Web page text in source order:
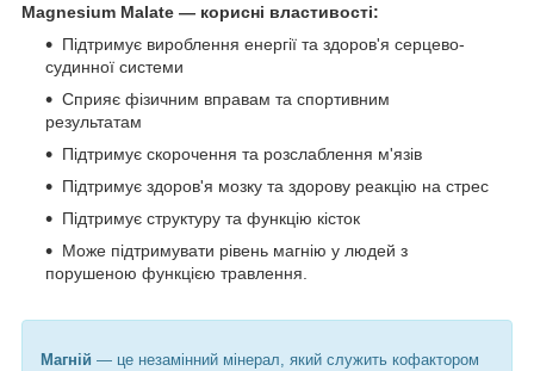
Magnesium Malate — корисні властивості:
Підтримує вироблення енергії та здоров'я серцево-
судинної системи
Сприяє фізичним вправам та спортивним
результатам
Підтримує скорочення та розслаблення м'язів
Підтримує здоров'я мозку та здорову реакцію на стрес
Підтримує структуру та функцію кісток
Може підтримувати рівень магнію у людей з
порушеною функцією травлення.
Магній — це незамінний мінерал, який служить кофактором